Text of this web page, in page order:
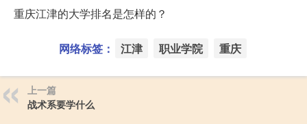
重庆江津的大学排名是怎样的？
网络标签： 江津 职业学院 重庆
上一篇
战术系要学什么